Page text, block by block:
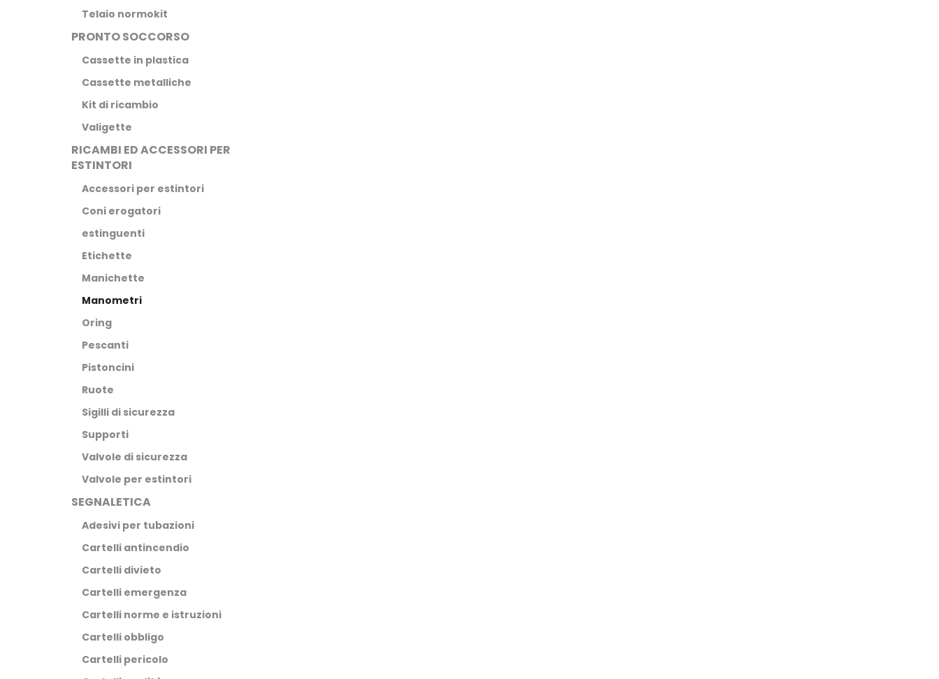
Telaio normokit
PRONTO SOCCORSO
Cassette in plastica
Cassette metalliche
Kit di ricambio
Valigette
RICAMBI ED ACCESSORI PER
ESTINTORI
Accessori per estintori
Coni erogatori
estinguenti
Etichette
Manichette
Manometri
Oring
Pescanti
Pistoncini
Ruote
Sigilli di sicurezza
Supporti
Valvole di sicurezza
Valvole per estintori
SEGNALETICA
Adesivi per tubazioni
Cartelli antincendio
Cartelli divieto
Cartelli emergenza
Cartelli norme e istruzioni
Cartelli obbligo
Cartelli pericolo